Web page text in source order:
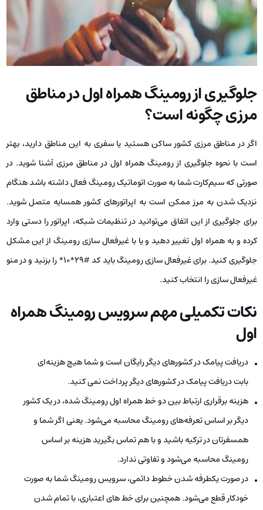
جلوگیری از رومینگ همراه اول در مناطق
مرزی چگونه است؟
اگر در مناطق مرزی کشور ساکن هستید یا سفری به این مناطق دارید، بهتر
است با نحوه جلوگیری از رومینگ همراه اول در مناطق مرزی آشنا شوید. در
صورتی که سیم‌کارت شما به صورت اتوماتیک رومینگ فعال داشته باشد هنگام
نزدیک شدن به مرز ممکن است به اپراتورهای کشور همسایه متصل شوید.
برای جلوگیری از این اتفاق می‌توانید در تنظیمات شبکه، اپراتور را دستی وارد
کرده و به همراه اول تغییر دهید و یا با غیرفعال سازی رومینگ از این مشکل
جلوگیری کنید. برای غیرفعال سازی رومینگ باید کد #۲۹*۱۰* را بزنید و در منو
غیرفعال سازی را انتخاب کنید.
نکات تکمیلی مهم سرویس رومینگ همراه
اول
دریافت پیامک در کشورهای دیگر رایگان است و شما هیچ هزینه‌ای
بابت دریافت پیامک در کشورهای دیگر پرداخت نمی کنید.
هزینه برقراری ارتباط بین دو خط همراه اول رومینگ شده، در یک کشور
دیگر بر اساس تعرفه‌های رومینگ محاسبه می‌شود. یعنی اگر شما و
همسفرتان در ترکیه باشید و با هم تماس بگیرید هزینه بر اساس
رومینگ محاسبه می‌شود و تفاوتی ندارد.
در صورت یکطرفه شدن خطوط دائمی، سرویس رومینگ شما به صورت
خودکار قطع می‌شود. همچنین برای خط های اعتباری، با تمام شدن